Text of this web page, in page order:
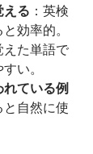
る ：英検
効率的。
えた単語で
い。
ている例
と自然に使